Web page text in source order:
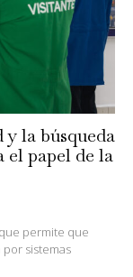
la búsqueda
el papel de la
permite que
sistemas